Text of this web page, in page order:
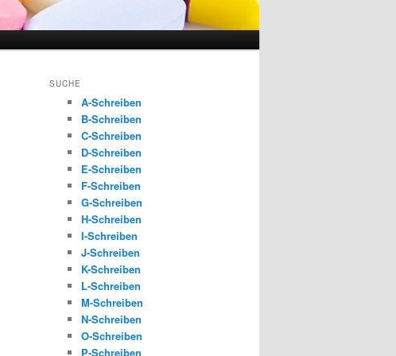
SUCHE
A-Schreiben
B-Schreiben
C-Schreiben
D-Schreiben
E-Schreiben
F-Schreiben
G-Schreiben
H-Schreiben
I-Schreiben
J-Schreiben
K-Schreiben
L-Schreiben
M-Schreiben
N-Schreiben
O-Schreiben
P-Schreiben